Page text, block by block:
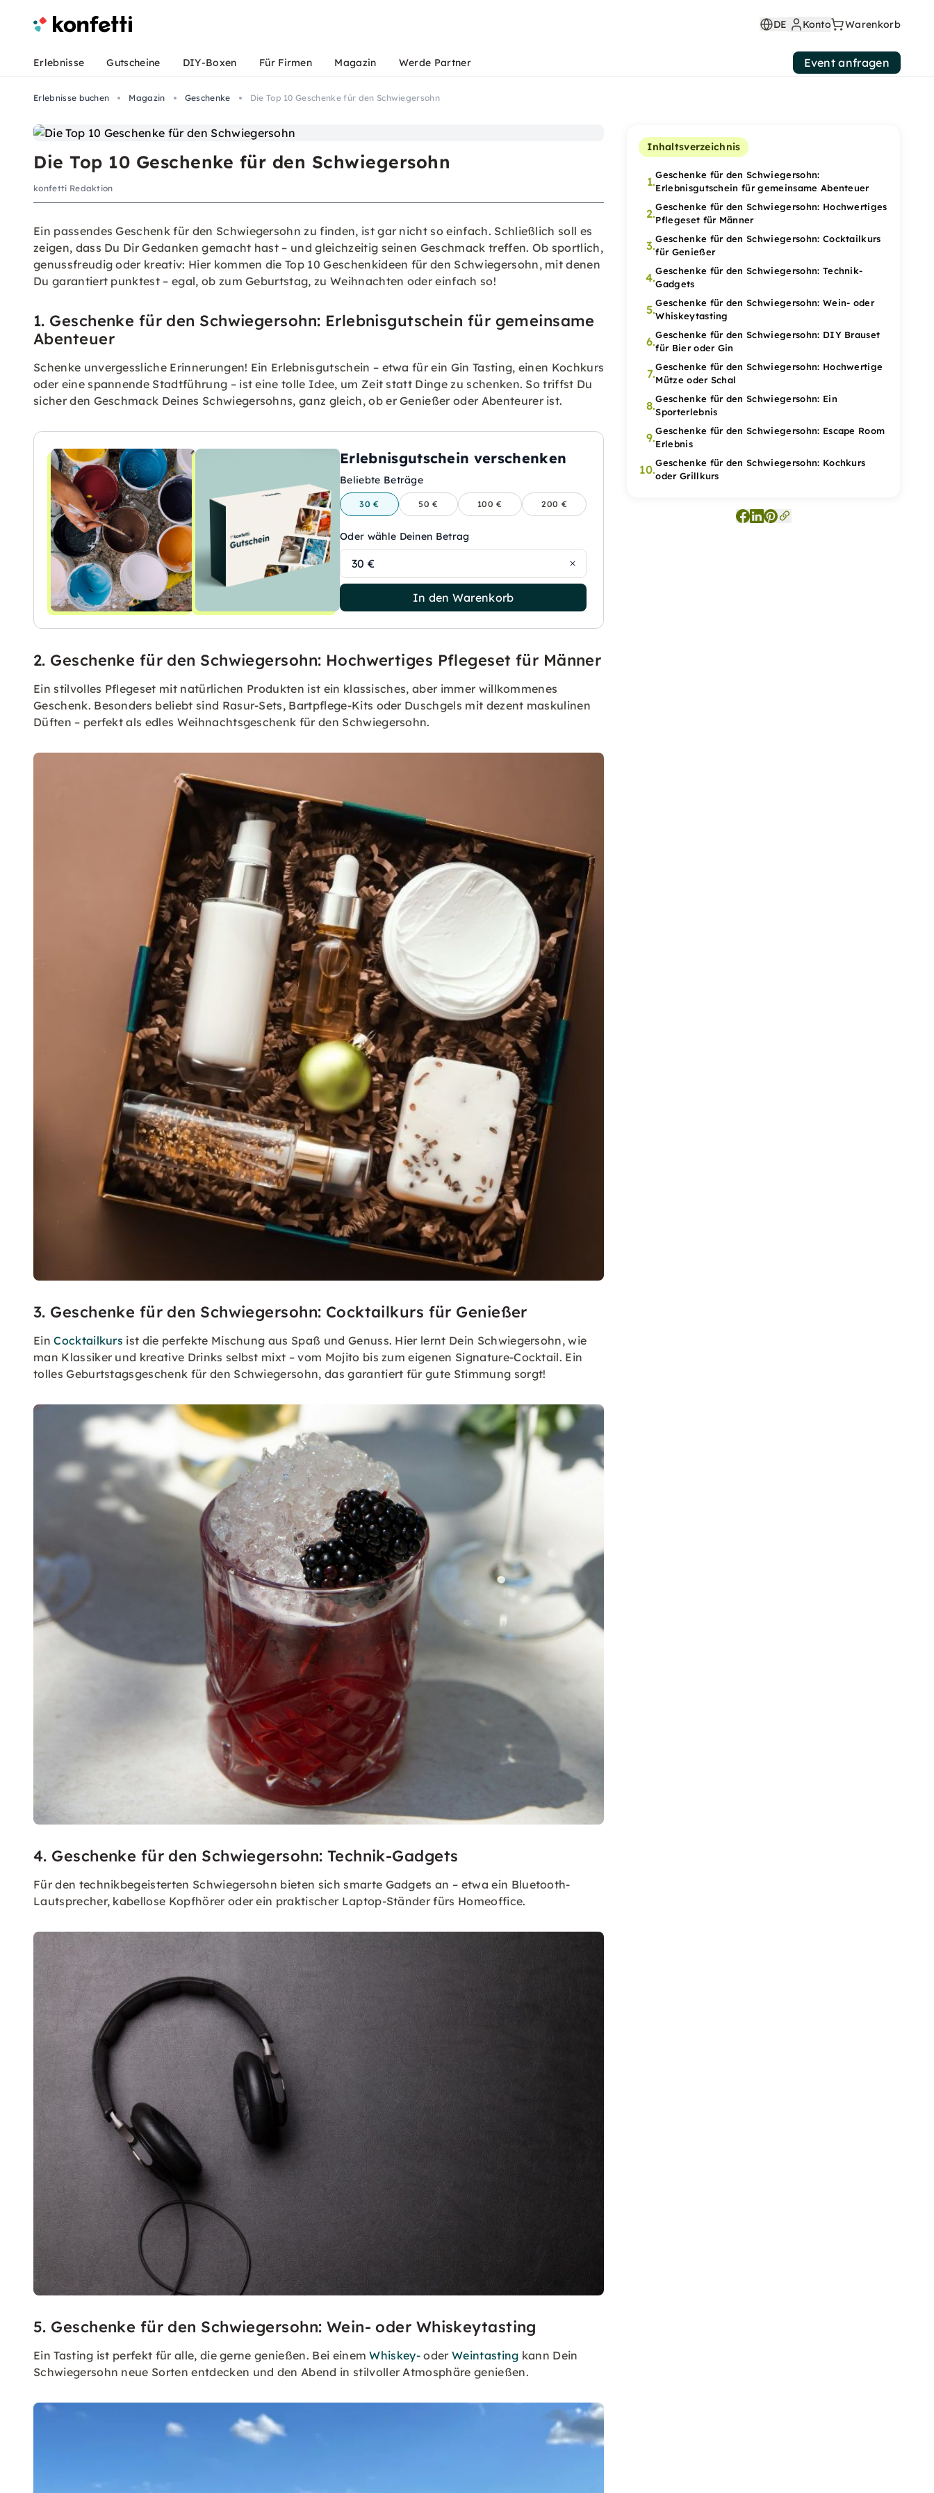
Erlebnisse buchen Magazin Geschenke Die Top 10 Geschenke für den Schwiegersohn
Die Top 10 Geschenke für den Schwiegersohn
konfetti Redaktion
Ein passendes Geschenk für den Schwiegersohn zu finden, ist gar nicht so einfach. Schließlich soll es
zeigen, dass Du Dir Gedanken gemacht hast – und gleichzeitig seinen Geschmack treffen. Ob sportlich,
genussfreudig oder kreativ: Hier kommen die Top 10 Geschenkideen für den Schwiegersohn, mit denen
Du garantiert punktest – egal, ob zum Geburtstag, zu Weihnachten oder einfach so!
1. Geschenke für den Schwiegersohn: Erlebnisgutschein für gemeinsame
Abenteuer
Schenke unvergessliche Erinnerungen! Ein Erlebnisgutschein – etwa für ein Gin Tasting, einen Kochkurs
oder eine spannende Stadtführung – ist eine tolle Idee, um Zeit statt Dinge zu schenken. So triffst Du
sicher den Geschmack Deines Schwiegersohns, ganz gleich, ob er Genießer oder Abenteurer ist.
Erlebnisgutschein verschenken
Beliebte Beträge
30 € 50 € 100 € 200 €
Oder wähle Deinen Betrag
30 €
In den Warenkorb
2. Geschenke für den Schwiegersohn: Hochwertiges Pflegeset für Männer
Ein stilvolles Pflegeset mit natürlichen Produkten ist ein klassisches, aber immer willkommenes
Geschenk. Besonders beliebt sind Rasur-Sets, Bartpflege-Kits oder Duschgels mit dezent maskulinen
Düften – perfekt als edles Weihnachtsgeschenk für den Schwiegersohn.
3. Geschenke für den Schwiegersohn: Cocktailkurs für Genießer
EinCocktailkurs ist die perfekte Mischung aus Spaß und Genuss. Hier lernt Dein Schwiegersohn, wie
man Klassiker und kreative Drinks selbst mixt – vom Mojito bis zum eigenen Signature-Cocktail. Ein
tolles Geburtstagsgeschenk für den Schwiegersohn, das garantiert für gute Stimmung sorgt!
4. Geschenke für den Schwiegersohn: Technik-Gadgets
Für den technikbegeisterten Schwiegersohn bieten sich smarte Gadgets an – etwa ein Bluetooth-
Lautsprecher, kabellose Kopfhörer oder ein praktischer Laptop-Ständer fürs Homeoffice.
5. Geschenke für den Schwiegersohn: Wein- oder Whiskeytasting
Ein Tasting ist perfekt für alle, die gerne genießen. Bei einemWhiskey- oder Weintasting kann Dein
Schwiegersohn neue Sorten entdecken und den Abend in stilvoller Atmosphäre genießen.
Inhaltsverzeichnis
1.Geschenke für den Schwiegersohn:
Erlebnisgutschein für gemeinsame Abenteuer
2.Geschenke für den Schwiegersohn: Hochwertiges
Pflegeset für Männer
3.Geschenke für den Schwiegersohn: Cocktailkurs
für Genießer
4.Geschenke für den Schwiegersohn: Technik-
Gadgets
5.Geschenke für den Schwiegersohn: Wein- oder
Whiskeytasting
6.Geschenke für den Schwiegersohn: DIY Brauset
für Bier oder Gin
7.Geschenke für den Schwiegersohn: Hochwertige
Mütze oder Schal
8.Geschenke für den Schwiegersohn: Ein
Sporterlebnis
9.Geschenke für den Schwiegersohn: Escape Room
Erlebnis
10.Geschenke für den Schwiegersohn: Kochkurs
oder Grillkurs
DE Konto Warenkorb
Erlebnisse Gutscheine DIY-Boxen Für Firmen Magazin Werde Partner Event anfragen